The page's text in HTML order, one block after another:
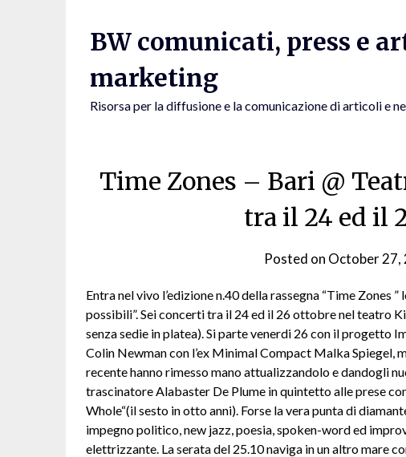
BW comunicati, press e
marketing
Risorsa per la diffusione e la comunicazione di articoli e
Time Zones – Bari @
tra il 24 ed il
Posted on October 27,
Entra nel vivo l’edizione n.40 della rassegna “Time Zones
possibili”. Sei concerti tra il 24 ed il 26 ottobre nel teatro
senza sedie in platea). Si parte venerdi 26 con il progetto
Colin Newman con l’ex Minimal Compact Malka Spiegel,
recente hanno rimesso mano attualizzandolo e dandogli
trascinatore Alabaster De Plume in quintetto alle prese
Whole“(il sesto in otto anni). Forse la vera punta di
impegno politico, new jazz, poesia, spoken-word ed
elettrizzante. La serata del 25.10 naviga in un altro mare